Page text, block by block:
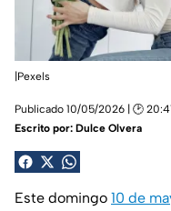
|Pexels
Publicado 10/05/2026 | 🕑
Escrito por: Dulce Olvera
Este domingo 10 de